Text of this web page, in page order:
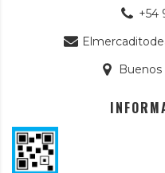
+54